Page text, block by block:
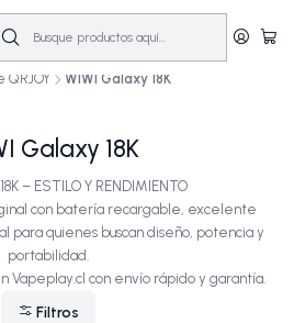
antes de las 14:00 y recíbelo el mismo
QRJOY WIWI Galaxy 18K
Galaxy 18K
– ESTILO Y RENDIMIENTO
con batería recargable, excelente
para quienes buscan diseño, potencia y
portabilidad.
Vapeplay.cl con envío rápido y garantía.
Filtros